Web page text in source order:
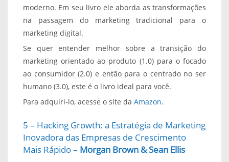
moderno. Em seu livro ele aborda as transformações
na passagem do marketing tradicional para o
marketing digital.
Se quer entender melhor sobre a transição do
marketing orientado ao produto (1.0) para o focado
ao consumidor (2.0) e então para o centrado no ser
humano (3.0), este é o livro ideal para você.
Para adquiri-lo, acesse o site da Amazon.
5 – Hacking Growth: a Estratégia de Marketing
Inovadora das Empresas de Crescimento
Mais Rápido – Morgan Brown & Sean Ellis